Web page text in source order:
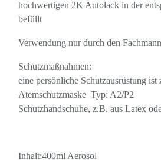
hochwertigen 2K Autolack in der
befüllt
Verwendung nur durch den Fachmann
Schutzmaßnahmen:
eine persönliche Schutzausrüstung ist
Atemschutzmaske Typ: A2/P2
Schutzhandschuhe, z.B. aus Latex
Inhalt:400ml Aerosol